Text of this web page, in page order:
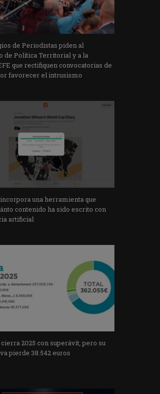
de Periodistas piden al
de Política Territorial y a la
que rectifiquen convocatorias de
favorecer el intrusismo
una herramienta que
contenido ha sido escrito con
artificial
2025 con superávit, pero su
pierde 38.542 euros